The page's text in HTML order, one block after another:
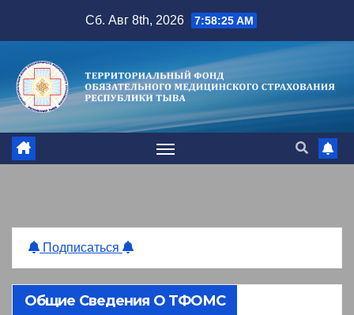
содержимому
Сб. Авг 8th, 2026 7:58:25 AM
Подписаться
Общие Сведения О ТФОМС